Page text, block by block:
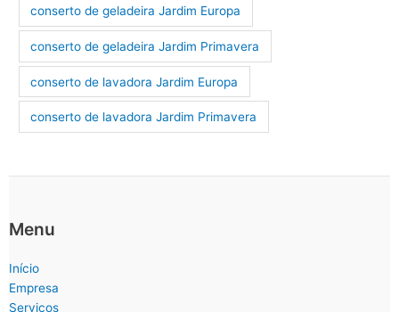
conserto de geladeira Jardim Europa
conserto de geladeira Jardim Primavera
conserto de lavadora Jardim Europa
conserto de lavadora Jardim Primavera
Menu
Início
Empresa
Serviços